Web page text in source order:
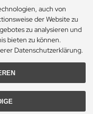
auch von
der Website zu
zu analysieren und
bieten zu können.
Datenschutzerklärung.